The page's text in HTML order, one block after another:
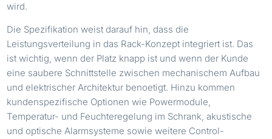
wird.
Die Spezifikation weist darauf hin, dass die
Leistungsverteilung in das Rack-Konzept integriert ist. Das
ist wichtig, wenn der Platz knapp ist und wenn der Kunde
eine saubere Schnittstelle zwischen mechanischem Aufbau
und elektrischer Architektur benoetigt. Hinzu kommen
kundenspezifische Optionen wie Powermodule,
Temperatur- und Feuchteregelung im Schrank, akustische
und optische Alarmsysteme sowie weitere Control-